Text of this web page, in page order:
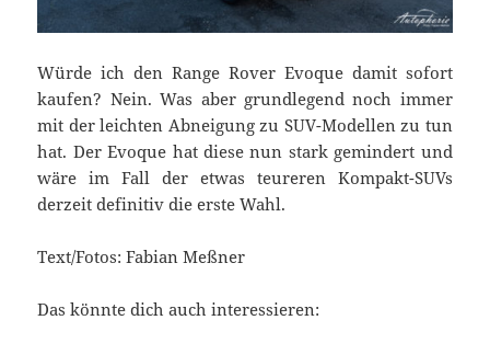
Würde ich den Range Rover Evoque damit sofort
kaufen? Nein. Was aber grundlegend noch immer
mit der leichten Abneigung zu SUV-Modellen zu tun
hat. Der Evoque hat diese nun stark gemindert und
wäre im Fall der etwas teureren Kompakt-SUVs
derzeit definitiv die erste Wahl.
Text/Fotos: Fabian Meßner
Das könnte dich auch interessieren: